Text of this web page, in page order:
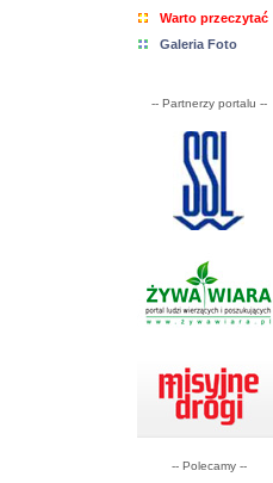
Warto przeczytać
Galeria Foto
-- Partnerzy portalu --
-- Polecamy --